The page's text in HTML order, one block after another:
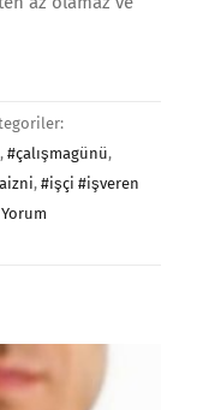
, #çalışmagünü,
, #işçi #işveren